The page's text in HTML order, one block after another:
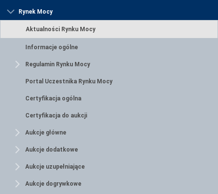
Rynek Mocy
Aktualności Rynku Mocy
Informacje ogólne
Regulamin Rynku Mocy
Portal Uczestnika Rynku Mocy
Certyfikacja ogólna
Certyfikacja do aukcji
Aukcje główne
Aukcje dodatkowe
Aukcje uzupełniające
Aukcje dogrywkowe